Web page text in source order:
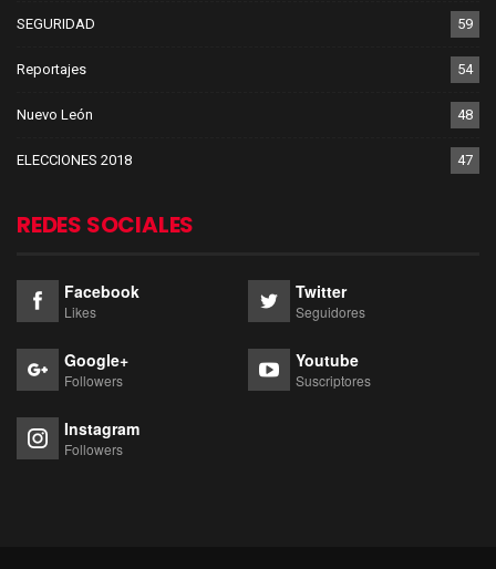
SEGURIDAD 59
Reportajes 54
Nuevo León 48
ELECCIONES 2018 47
REDES SOCIALES
Facebook
Likes
Twitter
Seguidores
Google+
Followers
Youtube
Suscriptores
Instagram
Followers